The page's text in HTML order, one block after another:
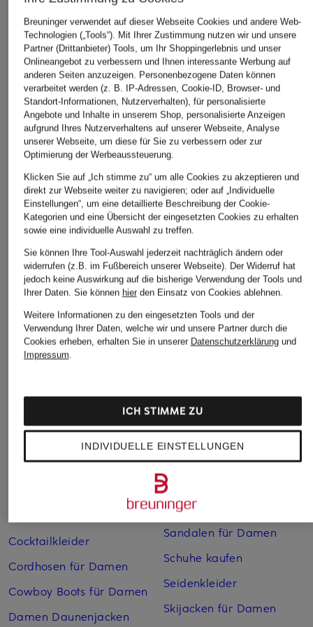
+Aktionsrabatt
PARAJUMPERS
Fäustlinge POWER
mit Teddyfell
69,99 €
Bestpreis: 59,49 €
Ursprünglich:99,99 €
MRS & HUGS
Fäustlinge aus
Cashmere
89,99 €
+Aktionsrabatt
MSCH
Fäustlinge
MSCHHOPE ICON
24,99 €
Abendkleider
Anzüge für Herren
Braune Stiefel für Damen
Cabanjacken für Damen
Chelsea-Boots für Damen
Cocktailkleider
Cordhosen für Damen
Cowboy Boots für Damen
Damen Daunenjacken
Kleider
Mäntel für Damen
Parkas für Herren
Pullover für Damen
Rollkragenpullover für
Herren
Sandalen für Damen
Schuhe kaufen
Seidenkleider
Skijacken für Damen
Breuninger verwendet auf dieser Webseite Cookies und andere Web-
Technologien („Tools“). Mit Ihrer Zustimmung nutzen wir und unsere
Partner (Drittanbieter) Tools, um Ihr Shoppingerlebnis und unser
Onlineangebot zu verbessern und Ihnen interessante Werbung auf
anderen Seiten anzuzeigen. Personenbezogene Daten können
verarbeitet werden (z. B. IP-Adressen, Cookie-ID, Browser- und
Standort-Informationen, Nutzerverhalten), für personalisierte
Angebote und Inhalte in unserem Shop, personalisierte Anzeigen
aufgrund Ihres Nutzerverhaltens auf unserer Webseite, Analyse
unserer Webseite, um diese für Sie zu verbessern oder zur
Optimierung der Werbeaussteuerung.
Klicken Sie auf „Ich stimme zu“ um alle Cookies zu akzeptieren und
direkt zur Webseite weiter zu navigieren; oder auf „Individuelle
Einstellungen“, um eine detaillierte Beschreibung der Cookie-
Kategorien und eine Übersicht der eingesetzten Cookies zu erhalten
sowie eine individuelle Auswahl zu treffen.
Sie können Ihre Tool-Auswahl jederzeit nachträglich ändern oder
widerrufen (z.B. im Fußbereich unserer Webseite). Der Widerruf hat
jedoch keine Auswirkung auf die bisherige Verwendung der Tools und
Ihrer Daten. Sie können hierden Einsatz von Cookies ablehnen.
Weitere Informationen zu den eingesetzten Tools und der
Verwendung Ihrer Daten, welche wir und unsere Partner durch die
Cookies erheben, erhalten Sie in unserer Datenschutzerklärungund
Impressum.
INDIVIDUELLE EINSTELLUNGEN
ICH STIMME ZU